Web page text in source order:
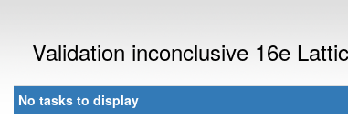
Validation inconclusive 16e
No tasks to display